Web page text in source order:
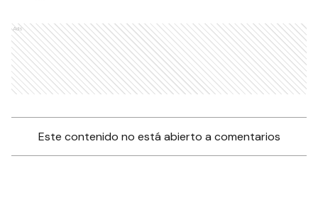
Ads
Este contenido no está abierto a comentarios